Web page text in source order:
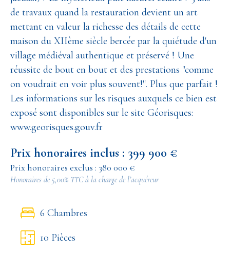
de travaux quand la restauration devient un art
mettant en valeur la richesse des détails de cette
maison du XIIème siècle bercée par la quiétude d'un
village médiéval authentique et préservé ! Une
réussite de bout en bout et des prestations "comme
on voudrait en voir plus souvent!". Plus que parfait !
Les informations sur les risques auxquels ce bien est
exposé sont disponibles sur le site Géorisques:
www.georisques.gouv.fr
Prix honoraires inclus : 399 900 €
Prix honoraires exclus : 380 000 €
Honoraires de 5,00% TTC à la charge de l’acquéreur
6 Chambres
10 Pièces